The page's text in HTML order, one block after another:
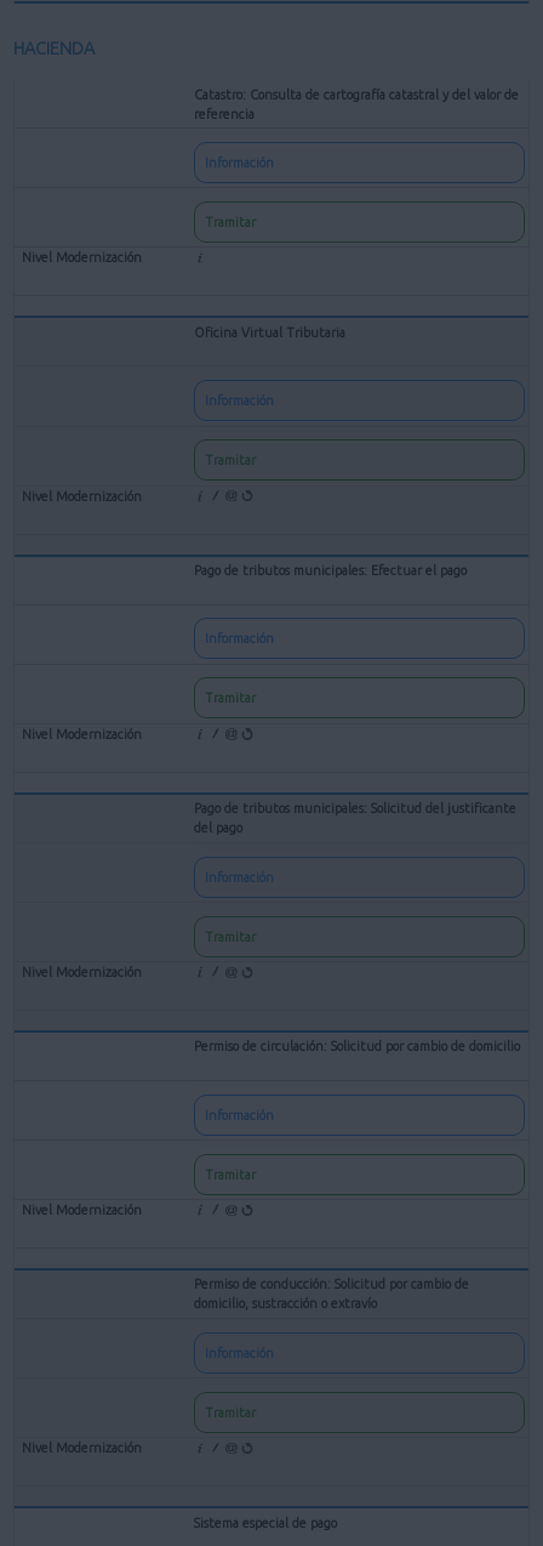
HACIENDA
Catastro: Consulta de cartografía catastral y del valor de
referencia
Información
Tramitar
Oficina Virtual Tributaria
Información
Tramitar
Pago de tributos municipales: Efectuar el pago
Información
Tramitar
Pago de tributos municipales: Solicitud del justificante
del pago
Información
Tramitar
Permiso de circulación: Solicitud por cambio de domicilio
Información
Tramitar
Permiso de conducción: Solicitud por cambio de
domicilio, sustracción o extravío
Información
Tramitar
Sistema especial de pago